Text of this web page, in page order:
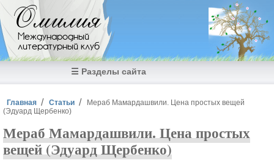
Перейти к основному содержанию
Омилия
Международный
литературный клуб
☰ Разделы сайта
Вы здесь
Главная Статьи
Мераб Мамардашвили. Цена простых вещей
(Эдуард Щербенко)
Мераб Мамардашвили. Цена простых
вещей (Эдуард Щербенко)